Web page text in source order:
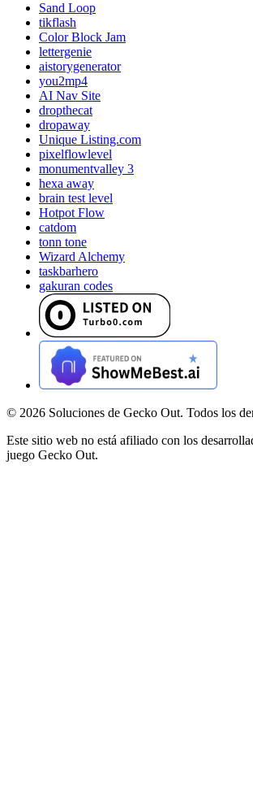
Sand Loop
tikflash
Color Block Jam
lettergenie
aistorygenerator
you2mp4
AI Nav Site
dropthecat
dropaway
Unique Listing.com
pixelflowlevel
monumentvalley 3
hexa away
brain test level
Hotpot Flow
catdom
tonn tone
Wizard Alchemy
taskbarhero
gakuran codes
© 2026 Soluciones de Gecko Out. Todos los
Este sitio web no está afiliado con los
juego Gecko Out.